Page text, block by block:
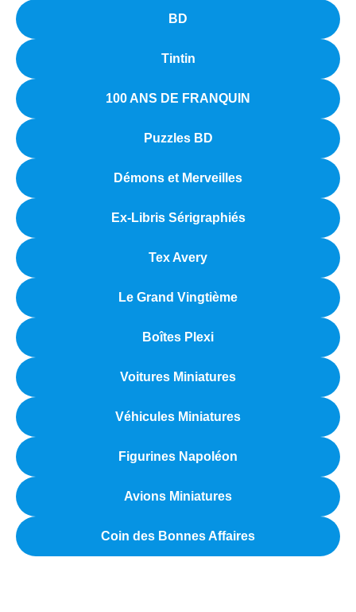
BD
Tintin
100 ANS DE FRANQUIN
Puzzles BD
Démons et Merveilles
Ex-Libris Sérigraphiés
Tex Avery
Le Grand Vingtième
Boîtes Plexi
Voitures Miniatures
Véhicules Miniatures
Figurines Napoléon
Avions Miniatures
Coin des Bonnes Affaires